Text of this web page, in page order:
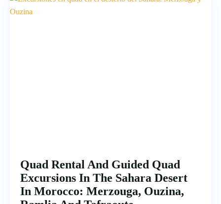
Quad Rental And Guided Quad
Excursions In The Sahara Desert
In Morocco: Merzouga, Ouzina,